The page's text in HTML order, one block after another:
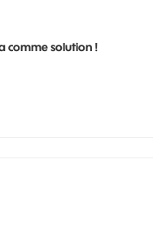
comme solution !